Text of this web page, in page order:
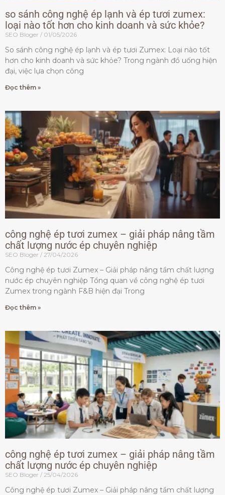
so sánh công nghệ ép lạnh và ép tươi zumex:
loại nào tốt hơn cho kinh doanh và sức khỏe?
SEO Bloger 01/05/2026
So sánh công nghệ ép lạnh và ép tươi Zumex: Loại nào tốt
hơn cho kinh doanh và sức khỏe? Trong ngành đồ uống hiện
đại, việc lựa chọn công
Đọc thêm »
công nghệ ép tươi zumex – giải pháp nâng tầm
chất lượng nước ép chuyên nghiệp
SEO Bloger 27/04/2026
Công nghệ ép tươi Zumex – Giải pháp nâng tầm chất lượng
nước ép chuyên nghiệp Tổng quan về công nghệ ép tươi
Zumex trong ngành F&B hiện đại Trong
Đọc thêm »
công nghệ ép tươi zumex – giải pháp nâng tầm
chất lượng nước ép chuyên nghiệp
SEO Bloger 25/04/2026
Công nghệ ép tươi Zumex – Giải pháp nâng tầm chất lượng